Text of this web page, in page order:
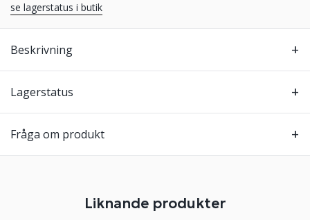
se lagerstatus i butik
Beskrivning
Lagerstatus
Fråga om produkt
Liknande produkter